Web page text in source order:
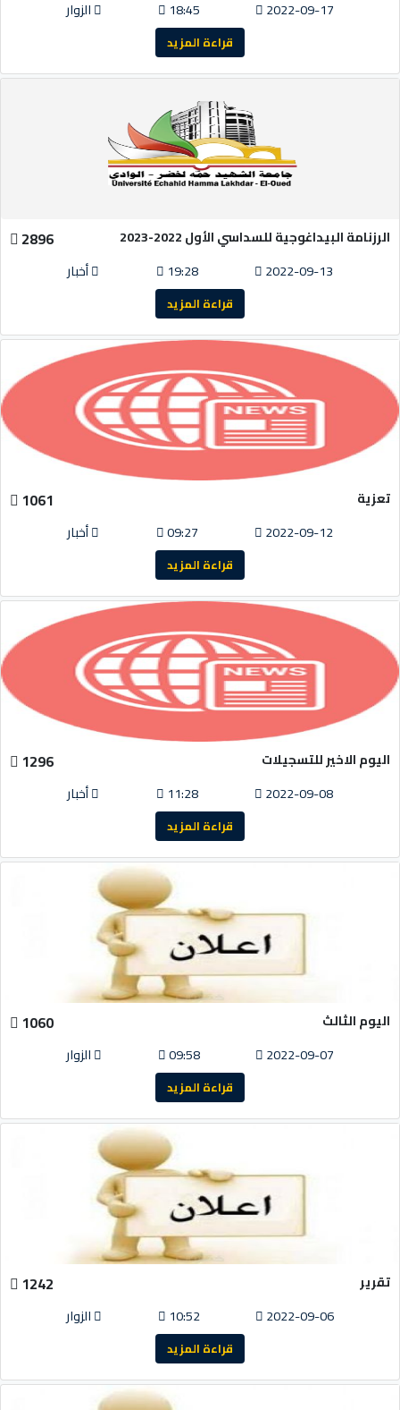
2022-09-17
18:45 الزوار
قراءة المزيد
الرزنامة البيداغوجية للسداسي الأول 2022-2023 2896
2022-09-13
19:28 أخبار
قراءة المزيد
تعزية 1061
2022-09-12
09:27 أخبار
قراءة المزيد
اليوم الاخير للتسجيلات 1296
2022-09-08
11:28 أخبار
قراءة المزيد
اليوم الثالث 1060
2022-09-07
09:58 الزوار
قراءة المزيد
تقرير 1242
2022-09-06
10:52 الزوار
قراءة المزيد